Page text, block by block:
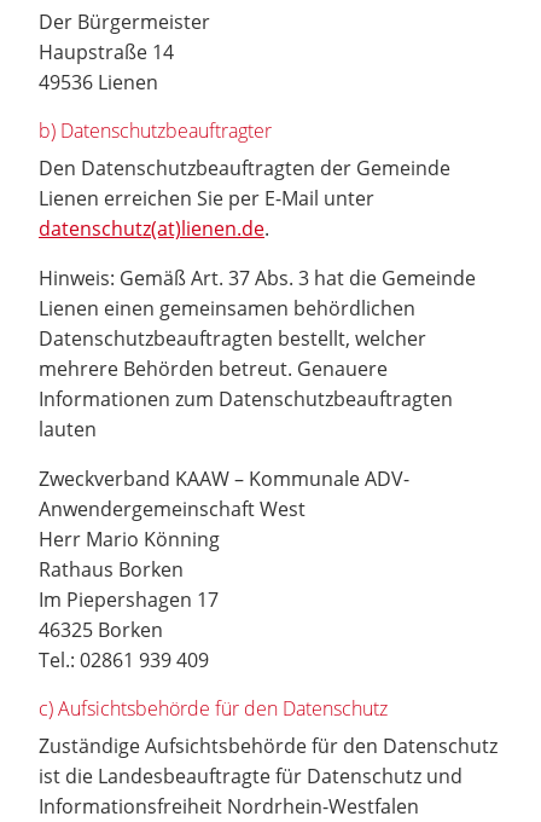
Der Bürgermeister
Haupstraße 14
49536 Lienen
b) Datenschutzbeauftragter
Den Datenschutzbeauftragten der Gemeinde
Lienen erreichen Sie per E-Mail unter
datenschutz(at)lienen.de.
Hinweis: Gemäß Art. 37 Abs. 3 hat die Gemeinde
Lienen einen gemeinsamen behördlichen
Datenschutzbeauftragten bestellt, welcher
mehrere Behörden betreut. Genauere
Informationen zum Datenschutzbeauftragten
lauten
Zweckverband KAAW – Kommunale ADV-
Anwendergemeinschaft West
Herr Mario Könning
Rathaus Borken
Im Piepershagen 17
46325 Borken
Tel.: 02861 939 409
c) Aufsichtsbehörde für den Datenschutz
Zuständige Aufsichtsbehörde für den Datenschutz
ist die Landesbeauftragte für Datenschutz und
Informationsfreiheit Nordrhein-Westfalen